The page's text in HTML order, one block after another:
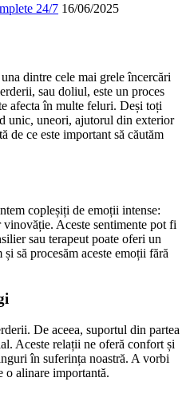
24/7 16/06/2025
dintre cele mai grele încercări
sau doliul, este un proces
afecta în multe feluri. Deși toți
unic, uneori, ajutorul din exterior
de ce este important să căutăm
copleșiți de emoții intense:
Aceste sentimente pot fi
sau terapeut poate oferi un
să procesăm aceste emoții fără
De aceea, suportul din partea
Aceste relații ne oferă confort și
în suferința noastră. A vorbi
o alinare importantă.